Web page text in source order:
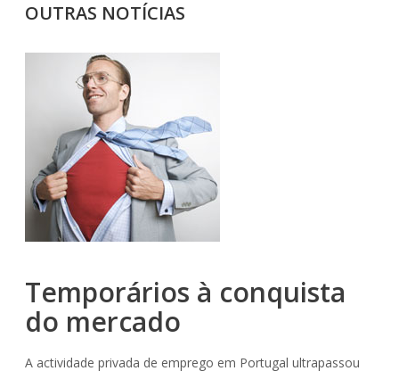
OUTRAS NOTÍCIAS
Temporários à conquista
do mercado
A actividade privada de emprego em Portugal ultrapassou